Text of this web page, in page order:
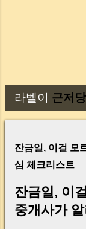
글
라벨이 근저
잔금일, 이걸 모
심 체크리스트
잔금일, 이
중개사가